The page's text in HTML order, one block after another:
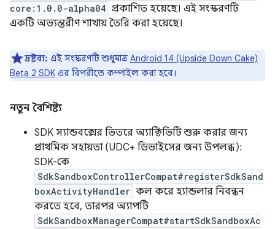
core:1.0.0-alpha04 প্রকাশিত হয়েছে। এই সংস্করণটি
একটি অভ্যন্তরীণ শাখায় তৈরি করা হয়েছে।
দ্রষ্টব্য: এই সংস্করণটি শুধুমাত্র Android 14 (Upside Down Cake)
Beta 2 SDK এর বিপরীতে কম্পাইল করা হবে।
নতুন বৈশিষ্ট্য
SDK স্যান্ডবক্সের ভিতরে অ্যাক্টিভিটি শুরু করার জন্য
প্রাথমিক সহায়তা (UDC+ ডিভাইসের জন্য উপলব্ধ):
SDK-কে
SdkSandboxControllerCompat#registerSdkSand
boxActivityHandler কল করে হ্যান্ডলার নিবন্ধন
করতে হবে, তারপর অ্যাপটি
SdkSandboxManagerCompat#startSdkSandboxAc